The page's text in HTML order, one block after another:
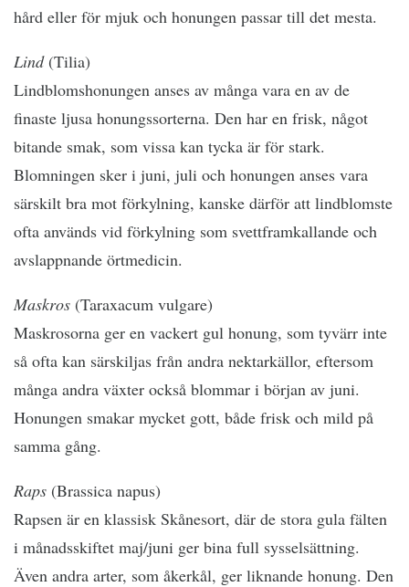
hård eller för mjuk och honungen passar till det mesta.
Lind(Tilia)
Lindblomshonungen anses av många vara en av de
finaste ljusa honungssorterna. Den har en frisk, något
bitande smak, som vissa kan tycka är för stark.
Blomningen sker i juni, juli och honungen anses vara
särskilt bra mot förkylning, kanske därför att lindblomste
ofta används vid förkylning som svettframkallande och
avslappnande örtmedicin.
Maskros (Taraxacum vulgare)
Maskrosorna ger en vackert gul honung, som tyvärr inte
så ofta kan särskiljas från andra nektarkällor, eftersom
många andra växter också blommar i början av juni.
Honungen smakar mycket gott, både frisk och mild på
samma gång.
Raps (Brassica napus)
Rapsen är en klassisk Skånesort, där de stora gula fälten
i månadsskiftet maj/juni ger bina full sysselsättning.
Även andra arter, som åkerkål, ger liknande honung. Den